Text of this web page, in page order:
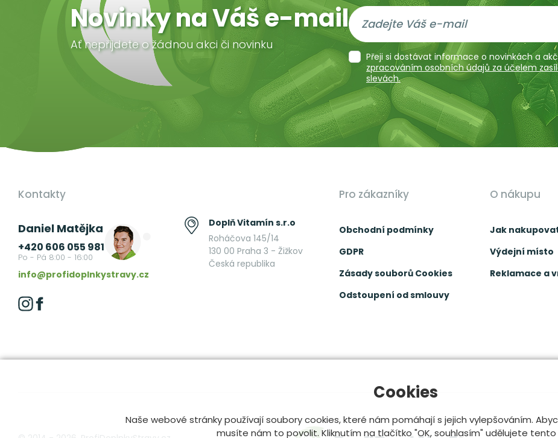
Novinky na Váš e-mail
Ať nepřijdete o žádnou akci či novinku
Přeji si dostávat informace o novinkách a
zpracováním osobních údajů za účelem
slevách.
Kontakty
Daniel Matějka
+420 606 055 981
Po - Pá 8:00 - 16:00
info@profidoplnkystravy.cz
Doplň Vitamín s.r.o
Roháčova 145/14
130 00 Praha 3 - Žižkov
Česká republika
Pro zákazníky
Obchodní podmínky
GDPR
Zásady souborů Cookies
Odstoupení od smlouvy
O nákupu
Jak
Výdejní místo
Reklamace a
Cookies
Naše webové stránky používají soubory cookies, které nám pomáhají s jejich vylepšováním.
musíte nám to povolit. Kliknutím na tlačítko "OK, souhlasím" udělujete tento